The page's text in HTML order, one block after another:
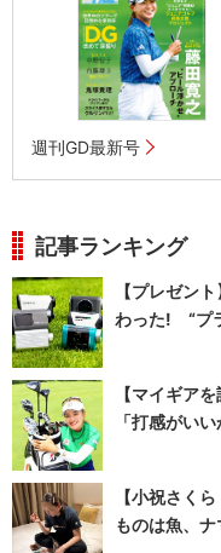
週刊GD最新号
記事ランキング
【プレゼン
わった! “プ
【マイギア
「打感がい
【小祝さく
ものは魚、